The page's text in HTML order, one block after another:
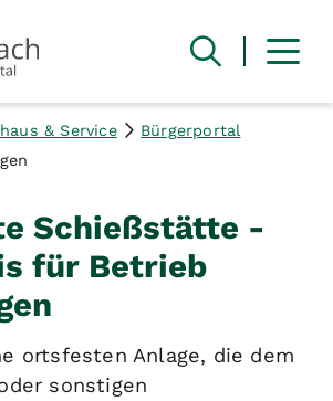
& Service
Bürgerportal
Schießstätte -
für Betrieb
ortsfesten Anlage, die dem
sonstigen